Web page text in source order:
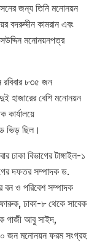
জন্য তিনি মনোনয়ন
কামরান এবং
মনোনয়নপত্র
রবিবার ৮৩৫ জন
হাজারের বেশি মনোনয়ন
কার্যালয়ে
ভিড় ছিল।
ঢাকা বিভাগের টাঙ্গাইল-১
দফতর সম্পাদক ড.
ও পরিবেশ সম্পাদক
ঢাকা-৮ থেকে সাবেক
গাজী আবু সাইদ,
জন মনোনয়ন ফরম সংগ্রহ